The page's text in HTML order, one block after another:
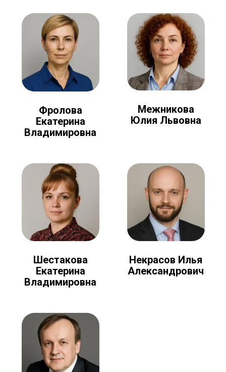
Фролова
Екатерина
Владимировна
Межникова
Юлия Львовна
Шестакова
Екатерина
Владимировна
Некрасов Илья
Александрович